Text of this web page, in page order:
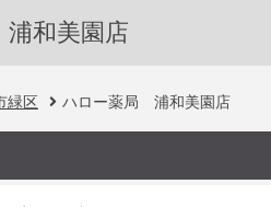
和美園店
緑区 ハロー薬局 浦和美園店